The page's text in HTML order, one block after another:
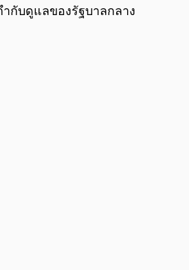
กับดูแลของรัฐบาลกลาง